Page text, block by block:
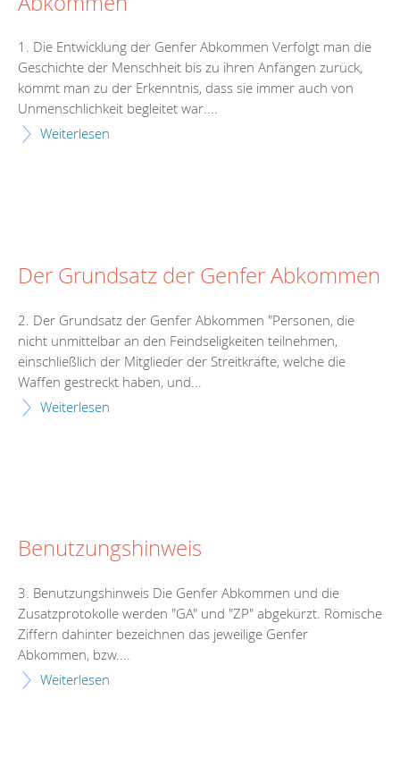
1. Die Entwicklung der Genfer Abkommen Verfolgt man die
Geschichte der Menschheit bis zu ihren Anfängen zurück,
kommt man zu der Erkenntnis, dass sie immer auch von
Unmenschlichkeit begleitet war....
Weiterlesen
Der Grundsatz der Genfer Abkommen
2. Der Grundsatz der Genfer Abkommen "Personen, die
nicht unmittelbar an den Feindseligkeiten teilnehmen,
einschließlich der Mitglieder der Streitkräfte, welche die
Waffen gestreckt haben, und...
Weiterlesen
Benutzungshinweis
3. Benutzungshinweis Die Genfer Abkommen und die
Zusatzprotokolle werden "GA" und "ZP" abgekürzt. Römische
Ziffern dahinter bezeichnen das jeweilige Genfer
Abkommen, bzw....
Weiterlesen